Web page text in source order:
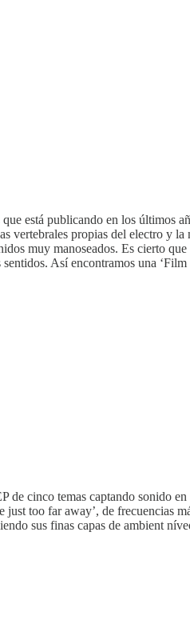
está publicando en los últimos
propias del electro y la
muy manoseados. Es cierto que
Así encontramos una
cinco temas captando sonido
too far away’, de frecuencias
sus finas capas de ambient